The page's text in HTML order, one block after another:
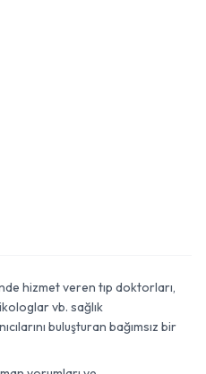
hizmet veren tıp doktorları,
vb. sağlık
buluşturan bağımsız bir